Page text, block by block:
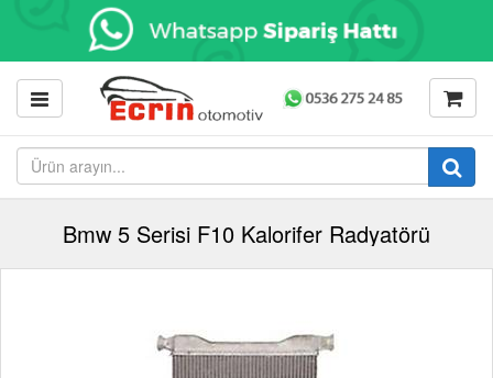
Bmw 5 Serisi F10 Kalorifer Radyatörü